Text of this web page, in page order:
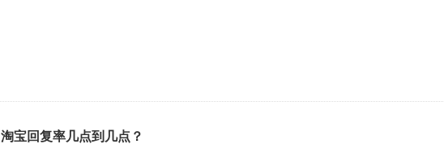
淘宝回复率几点到几点？